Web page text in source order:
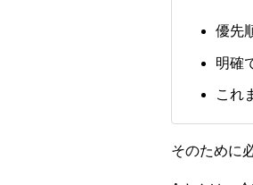
優先
明確
これ
そのために